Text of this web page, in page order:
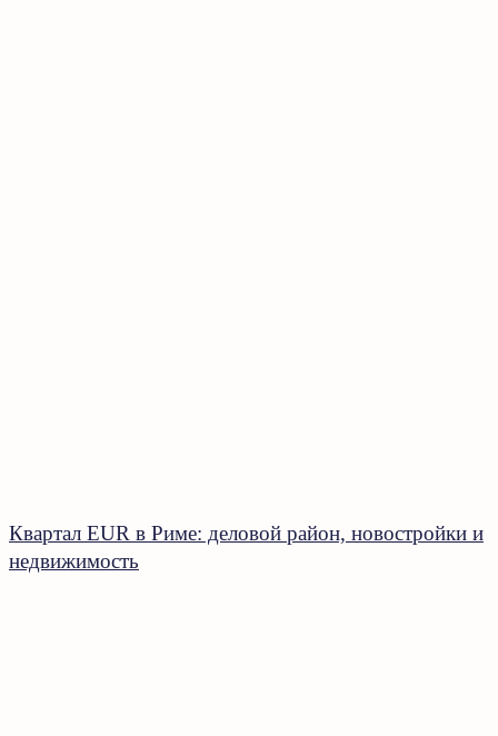
Квартал EUR в Риме: деловой район, новостройки и
недвижимость